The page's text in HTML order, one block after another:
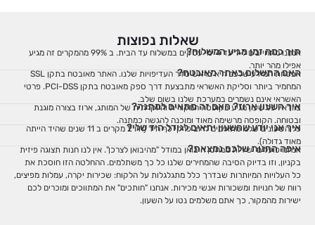
שאלות נפוצות
תוך כמה זמן מגיע המשלוח?
אנחנו מתחייבים ל-1 עד 4 ימי עסקים במשלוח עד הבית. ב 99% מהמקרים זה מגיע
אפילו מהר יותר.
האם התשלום באתר מאובטח?
אבטחת המידע שלכם היא בראש סדר העדיפויות שלנו. האתר מאובטח בתקן SSL
המחמיר ביותר וסליקת האשראי מתבצעת דרך ספק מאובטח בתקן PCI-DSS. פרטי
האשראי אינם נשמרים במערכת שלנו בשום שלב.
איך השעון ארוז? האם זה מתאים למתנה?
בוודאי! כל שעון מגיע בקופסה המקורית והיוקרתית של המותג, ארוז בצורה מוגנת
ובטוחה. הקופסה מרשימה מאוד ומוכנה להגשה כמתנה.
איך אני יודע שהשעון יתאים לגודל היד שלי?
כל השעונים שלנו מתאימים לרוב פרקי כף היד (היו 2 מקרים ב 11 שנים שהיד הייתה
מאוד גדולה).
איפה החנות שלכם נמצאת?
אנחנו פועלים ישירות ממחסן היבואן במודל "מהיבואן לצרכן". אין לנו חנות תצוגה פיזית
בקניון, וזו בדיוק הסיבה שהמחירים שלנו כל כך משתלמים. ההחלטה הזו חוסכת את
כל העלויות המיותרות שבדרך כלל מתגלגלות על הלקוח: שכירות יקרה, עמלות מפיצים,
רווח של חנויות ומשכורות אנשי מכירות. אנחנו "חותכים" את המתווכים ומוכרים לכם
ישירות מהמקור, כך אתם משלמים נטו על השעון.